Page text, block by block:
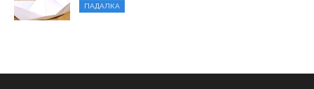
ПАДАЛКА